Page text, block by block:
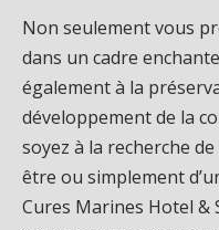
Non seulement vous
dans un cadre
également à la
développement de la
soyez à la recherche
être ou simplement
Cures Marines Hotel &